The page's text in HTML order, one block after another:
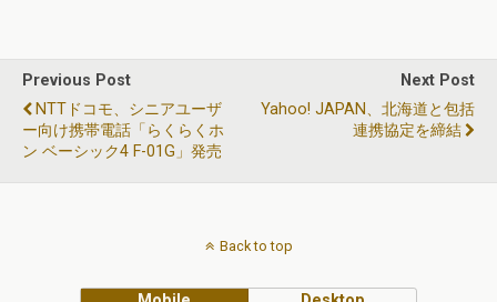
Previous Post
NTTドコモ、シニアユーザ
ー向け携帯電話「らくらくホ
ン ベーシック4 F-01G」発売
Next Post
Yahoo! JAPAN、北海道と包括
連携協定を締結
Back to top